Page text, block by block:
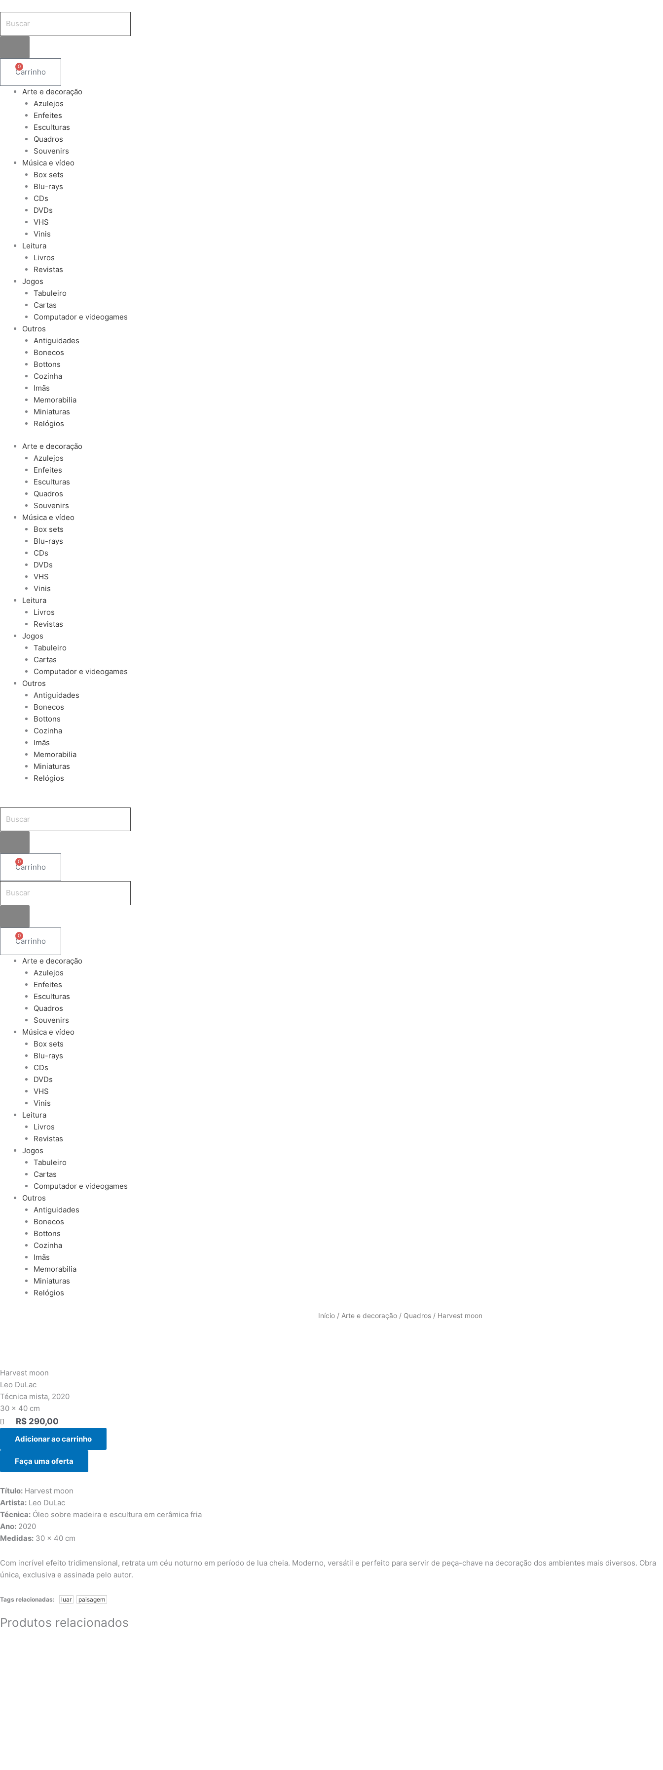
0
Carrinho
Arte e decoração
Azulejos
Enfeites
Esculturas
Quadros
Souvenirs
Música e vídeo
Box sets
Blu-rays
CDs
DVDs
VHS
Vinis
Leitura
Livros
Revistas
Jogos
Tabuleiro
Cartas
Computador e videogames
Outros
Antiguidades
Bonecos
Bottons
Cozinha
Imãs
Memorabilia
Miniaturas
Relógios
Arte e decoração
Azulejos
Enfeites
Esculturas
Quadros
Souvenirs
Música e vídeo
Box sets
Blu-rays
CDs
DVDs
VHS
Vinis
Leitura
Livros
Revistas
Jogos
Tabuleiro
Cartas
Computador e videogames
Outros
Antiguidades
Bonecos
Bottons
Cozinha
Imãs
Memorabilia
Miniaturas
Relógios
0
Carrinho
0
Carrinho
Arte e decoração
Azulejos
Enfeites
Esculturas
Quadros
Souvenirs
Música e vídeo
Box sets
Blu-rays
CDs
DVDs
VHS
Vinis
Leitura
Livros
Revistas
Jogos
Tabuleiro
Cartas
Computador e videogames
Outros
Antiguidades
Bonecos
Bottons
Cozinha
Imãs
Memorabilia
Miniaturas
Relógios
Início / Arte e decoração / Quadros / Harvest moon
Harvest moon
Leo DuLac
Técnica mista, 2020
30 x 40 cm
R$ 290,00
Adicionar ao carrinho
Faça uma oferta
Título: Harvest moon
Artista: Leo DuLac
Técnica: Óleo sobre madeira e escultura em cerâmica fria
Ano: 2020
Medidas: 30 x 40 cm
Com incrível efeito tridimensional, retrata um céu noturno em período de lua cheia. Moderno, versátil e perfeito para servir de peça-chave na decoração dos ambientes mais diversos. Obra
única, exclusiva e assinada pelo autor.
Tags relacionadas: luar paisagem
Produtos relacionados